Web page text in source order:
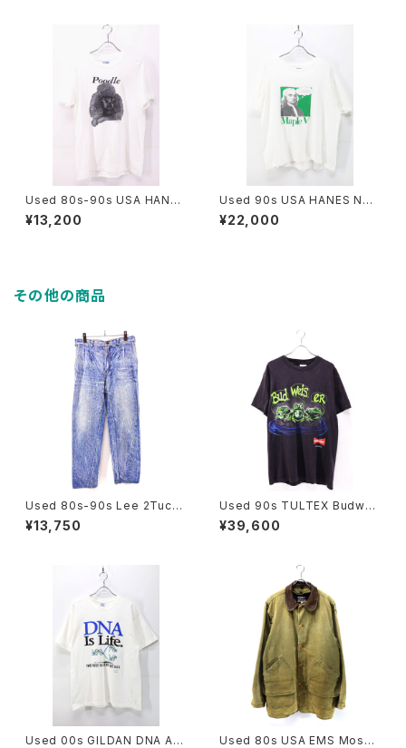
Used 80s-90s USA HANES
Poodle Dog Animal Graphi
c T-Shirt Size M 古着
¥13,200
Used 90s USA HANES New
ton Tech Pop Art Graphic T
-Shirt Size XL 古着
¥22,000
その他の商品
Used 80s-90s Lee 2Tuck
Design Stone Wash Denim
Pants Size W30 L28 古着
¥13,750
Used 90s TULTEX Budwei
ser Black 3Frog Both Grap
hic T-Shirt Size L 古着
¥39,600
Used 00s GILDAN DNA Art
Used 80s USA EMS Moss